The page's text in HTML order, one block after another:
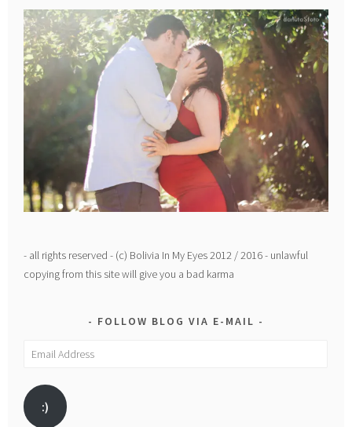
- all rights reserved - (c) Bolivia In My Eyes 2012 / 2016 - unlawful
copying from this site will give you a bad karma
FOLLOW BLOG VIA E-MAIL
Email
:)